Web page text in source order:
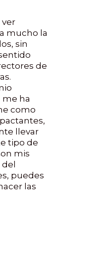
ver
mucho la
sin
de
me ha
como
llevar
tipo de
mis
puedes
las